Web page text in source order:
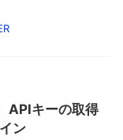
APIキーの取得
ン